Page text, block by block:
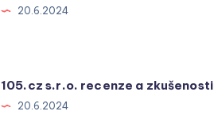
20.6.2024
105.cz s.r.o. recenze a zkušenosti
20.6.2024